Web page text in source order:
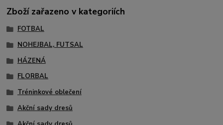
Zboží zařazeno v kategoriích
FOTBAL
NOHEJBAL, FUTSAL
HÁZENÁ
FLORBAL
Tréninkové oblečení
Akční sady dresů